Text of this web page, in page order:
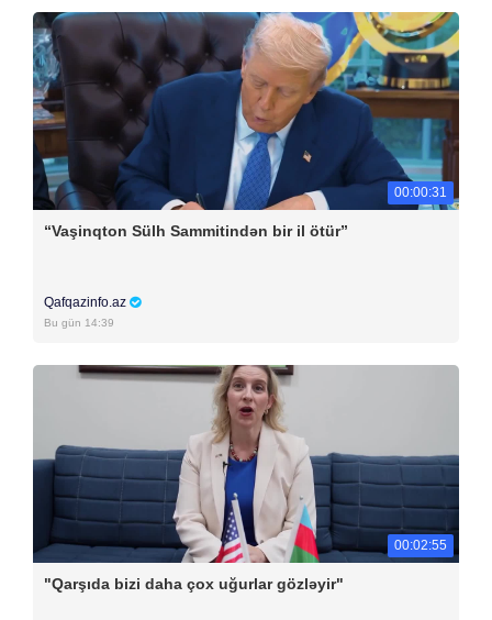
00:00:31
“Vaşinqton Sülh Sammitindən bir il ötür”
Qafqazinfo.az
Bu gün 14:39
00:02:55
"Qarşıda bizi daha çox uğurlar gözləyir"